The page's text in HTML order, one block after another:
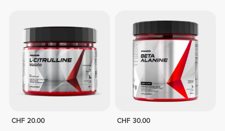
CHF 20.00
CHF 30.00